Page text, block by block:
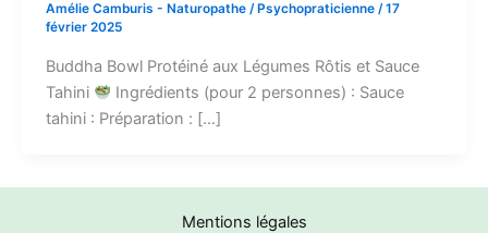
Amélie Camburis - Naturopathe / Psychopraticienne /17
février 2025
Buddha Bowl Protéiné aux Légumes Rôtis et Sauce
Tahini
Ingrédients (pour 2 personnes) : Sauce
tahini : Préparation : […]
Mentions légales